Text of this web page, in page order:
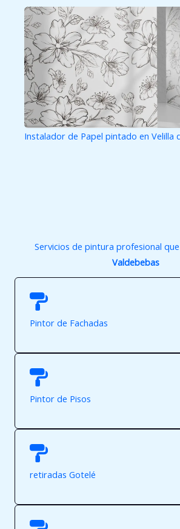
Instalador de Papel pintado en Velilla
Servicios de pintura profesional
Valdebebas
Pintor de Fachadas
Pintor de Pisos
retiradas Gotelé